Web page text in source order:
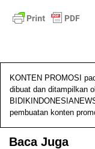
KONTEN PROMOSI
dibuat dan ditampilkan
pembuatan konten
Baca Juga